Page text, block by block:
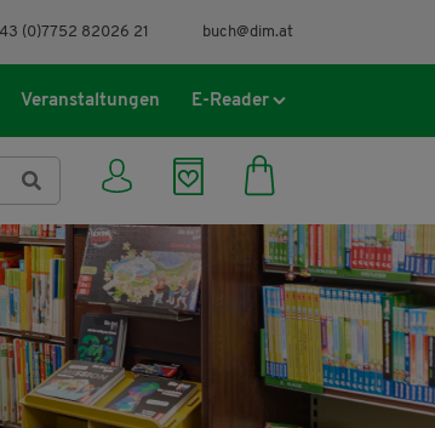
(0)7752 82026 21 buch@dim.at
Veranstaltungen E-Reader